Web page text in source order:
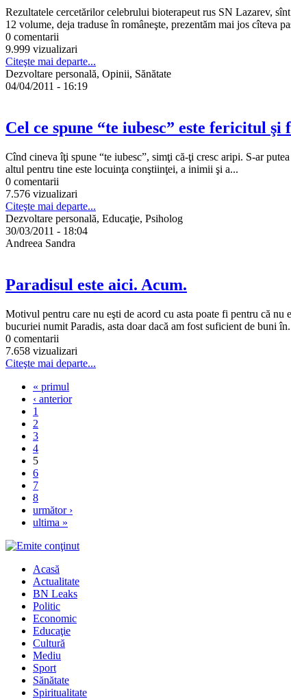
Rezultatele cercetărilor celebrului bioterapeut rus SN Lazarev,
12 volume, deja traduse în româneşte, prezentăm mai jos cîteva
0 comentarii
9.999 vizualizari
Citeşte mai departe...
Dezvoltare personală, Opinii, Sănătate
04/04/2011 - 16:19
Cel ce spune “te iubesc” este fericitul
Cînd cineva îţi spune “te iubesc”, simţi că-ţi cresc aripi. S-ar
altul pentru tine este locuinţa conştiinţei, a inimii şi a...
0 comentarii
7.576 vizualizari
Citeşte mai departe...
Dezvoltare personală, Educaţie, Psiholog
30/03/2011 - 18:04
Andreea Sandra
Paradisul este aici. Acum.
Motivul pentru care nu eşti de acord cu asta poate fi pentru că
bucuriei numit Paradis, asta doar dacă am fost suficient de buni
0 comentarii
7.658 vizualizari
Citeşte mai departe...
« primul
‹ anterior
1
2
3
4
5
6
7
8
următor ›
ultima »
Acasă
Actualitate
BN Leaks
Politic
Economic
Educaţie
Cultură
Mediu
Sport
Sănătate
Spiritualitate